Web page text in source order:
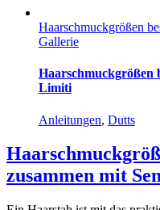
Haarschmuckgrößen
Gallerie
Haarschmuckgrößen
Limiti
Anleitungen, Dutts
zusammen mit